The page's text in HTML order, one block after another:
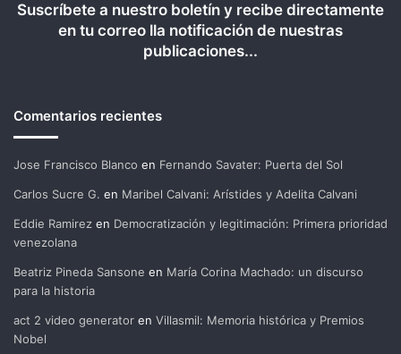
Suscríbete a nuestro boletín y recibe directamente
en tu correo lla notificación de nuestras
publicaciones...
Comentarios recientes
Jose Francisco Blanco en Fernando Savater: Puerta del Sol
Carlos Sucre G. en Maribel Calvani: Arístides y Adelita Calvani
Eddie Ramirez en Democratización y legitimación: Primera prioridad
venezolana
Beatriz Pineda Sansone en María Corina Machado: un discurso
para la historia
act 2 video generator en Villasmil: Memoria histórica y Premios
Nobel